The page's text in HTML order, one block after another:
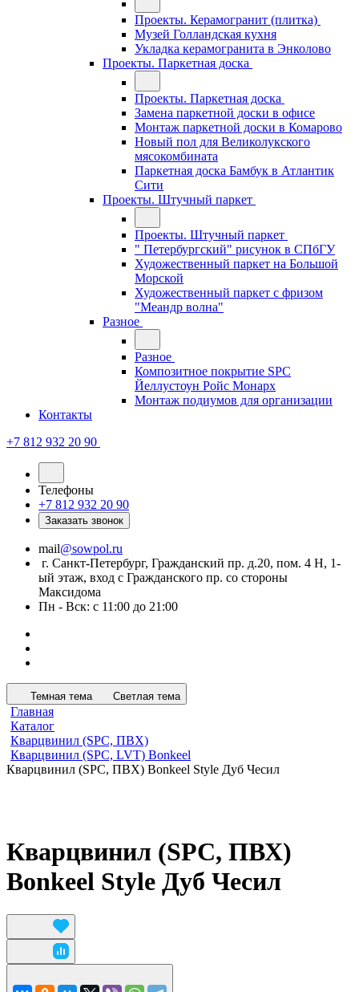
Проекты. Керамогранит (плитка)
Музей Голландская кухня
Укладка керамогранита в Энколово
Проекты. Паркетная доска
Проекты. Паркетная доска
Замена паркетной доски в офисе
Монтаж паркетной доски в Комарово
Новый пол для Великолукского
мясокомбината
Паркетная доска Бамбук в Атлантик
Сити
Проекты. Штучный паркет
Проекты. Штучный паркет
" Петербургский" рисунок в СПбГУ
Художественный паркет на Большой
Морской
Художественный паркет с фризом
"Меандр волна"
Разное
Разное
Композитное покрытие SPC
Йеллустоун Ройс Монарх
Монтаж подиумов для организации
Контакты
+7 812 932 20 90
Телефоны
+7 812 932 20 90
Заказать звонок
mail@sowpol.ru
г. Санкт-Петербург, Гражданский пр. д.20, пом. 4 Н, 1-
ый этаж, вход с Гражданского пр. со стороны
Максидома
Пн - Вск: с 11:00 до 21:00
Темная тема Светлая тема
Главная
Каталог
Кварцвинил (SPC, ПВХ)
Кварцвинил (SPC, LVT) Bonkeel
Кварцвинил (SPC, ПВХ) Bonkeel Style Дуб Чесил
Кварцвинил (SPC, ПВХ)
Bonkeel Style Дуб Чесил